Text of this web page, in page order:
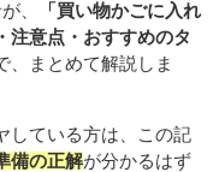
、
「買い物かごに入れ
注意点・おすすめのタ
、まとめて解説しま
している方は、この記
備の正解が分かるはず